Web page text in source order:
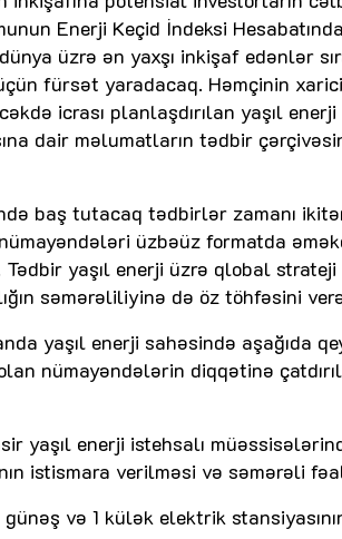
Enerji Keçid İndeksi
üzrə ən yaxşı inkişaf edənlər
fürsət yaradacaq. Həmçinin
icrası planlaşdırılan yaşıl
dair məlumatların tədbir
baş tutacaq tədbirlər zamanı
üzbəüz formatda
yaşıl enerji üzrə qlobal
səmərəliliyinə də öz töhfəsini
yaşıl enerji sahəsində aşağıda
nümayəndələrin diqqətinə
yaşıl enerji istehsalı
istismara verilməsi və səmərəli
və 1 külək elektrik